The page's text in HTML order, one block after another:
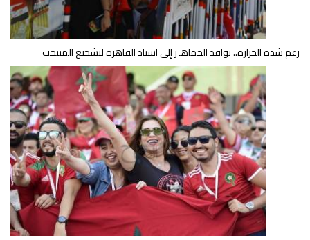
رغم شدة الحرارة.. توافد الجماهير إلى استاد القاهرة لتشجيع المنتخب